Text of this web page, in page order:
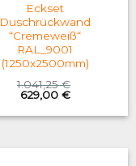
Eckset
Duschrückwand
“Cremeweiß“
RAL_9001
(1250x2500mm)
1.041,25€
Original
price
was:
629,00 €Current
is: